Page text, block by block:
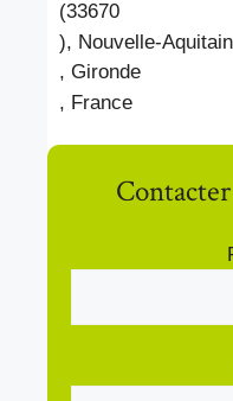
(33670
), Nouvelle-
, Gironde
, France